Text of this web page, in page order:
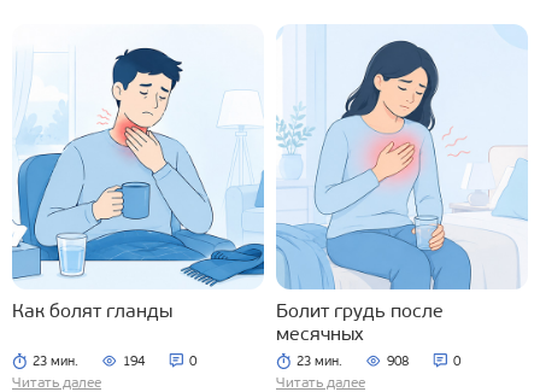
Как болят гланды
23 мин. 194 0
Читать далее
Болит грудь после
месячных
23 мин. 908 0
Читать далее